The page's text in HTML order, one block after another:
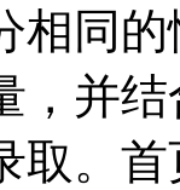
相同
，并
取。